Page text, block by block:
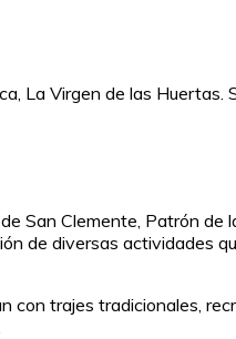
La Virgen de las Huertas.
San Clemente, Patrón de
de diversas actividades
trajes tradicionales,